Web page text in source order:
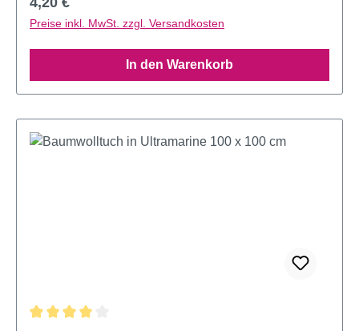
Preise inkl. MwSt. zzgl. Versandkosten
In den Warenkorb